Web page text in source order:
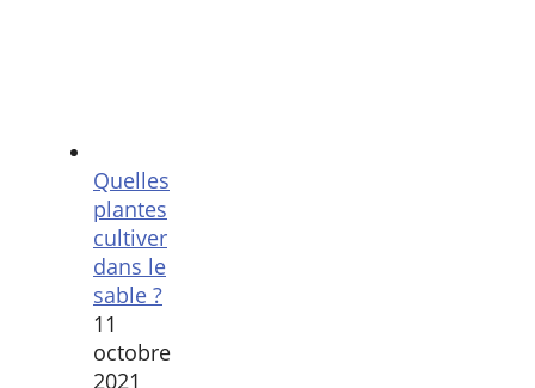
Quelles
plantes
cultiver
dans le
sable ?
11
octobre
2021